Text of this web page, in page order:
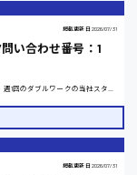
掲載更新日 2026/07/31
い合わせ番号：1
16:00〜翌9:30(休憩3h以上) 仮眠時間有＆シャワーもシャワーも利用可能、週1回のダブルワークの当社スタッフ多数在籍
掲載更新日 2026/07/31